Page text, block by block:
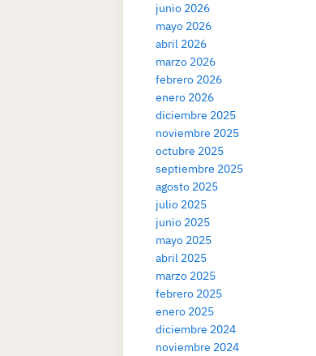
junio 2026
mayo 2026
abril 2026
marzo 2026
febrero 2026
enero 2026
diciembre 2025
noviembre 2025
octubre 2025
septiembre 2025
agosto 2025
julio 2025
junio 2025
mayo 2025
abril 2025
marzo 2025
febrero 2025
enero 2025
diciembre 2024
noviembre 2024